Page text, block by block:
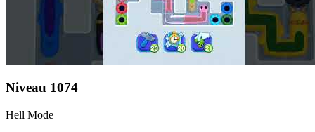
Niveau 1074
Hell Mode